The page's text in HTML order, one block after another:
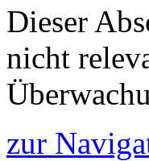
Dieser
nicht
zur